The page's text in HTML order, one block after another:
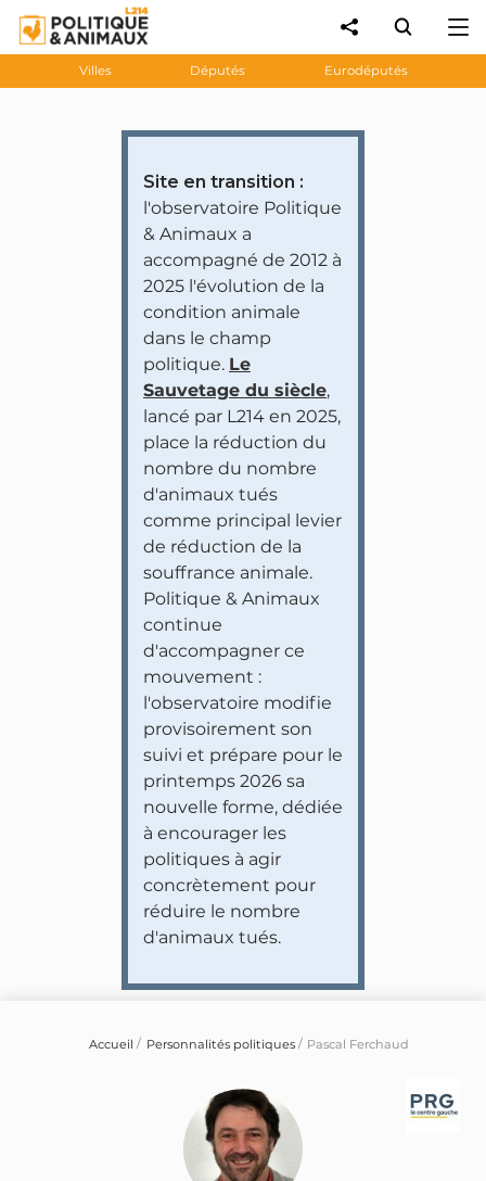
Villes Députés Eurodéputés
Site en transition :
l'observatoire Politique
& Animaux a
accompagné de 2012 à
2025 l'évolution de la
condition animale
dans le champ
politique. Le
Sauvetage du siècle,
lancé par L214 en 2025,
place la réduction du
nombre du nombre
d'animaux tués
comme principal levier
de réduction de la
souffrance animale.
Politique & Animaux
continue
d'accompagner ce
mouvement :
l'observatoire modifie
provisoirement son
suivi et prépare pour le
printemps 2026 sa
nouvelle forme, dédiée
à encourager les
politiques à agir
concrètement pour
réduire le nombre
d'animaux tués.
Accueil Personnalités politiques Pascal Ferchaud